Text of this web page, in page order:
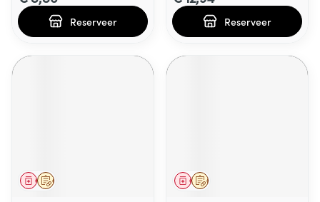
Reserveer Reserveer
Op voorschrift
Geneesmiddel Op voorschrift
Geneesmiddel